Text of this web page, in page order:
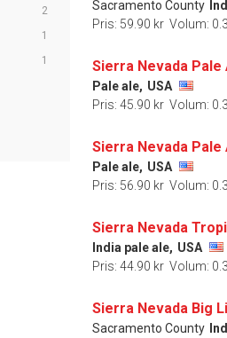
2
1
1
Sacramento County
Pris: 59.90 kr Volum:
Sierra Nevada Pale
Pale ale, USA
Pris: 45.90 kr Volum:
Sierra Nevada Pale
Pale ale, USA
Pris: 56.90 kr Volum:
Sierra Nevada
India pale ale, USA
Pris: 44.90 kr Volum:
Sierra Nevada Big
Sacramento County